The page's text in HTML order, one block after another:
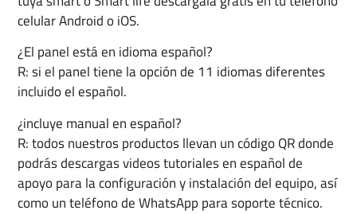
celular Android o iOS.
¿El panel está en idioma español?
R: si el panel tiene la opción de 11 idiomas diferentes
incluido el español.
¿incluye manual en español?
R: todos nuestros productos llevan un código QR donde
podrás descargas videos tutoriales en español de
apoyo para la configuración y instalación del equipo, así
como un teléfono de WhatsApp para soporte técnico.